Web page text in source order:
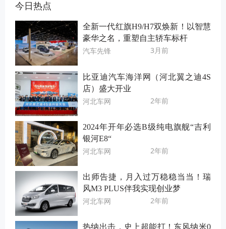
今日热点
全新一代红旗H9/H7双焕新！以智慧
豪华之名，重塑自主轿车标杆
汽车先锋 3月前
比亚迪汽车海洋网（河北翼之迪4S
店）盛大开业
河北车网 2年前
2024年开年必选B级纯电旗舰“吉利
银河E8“
河北车网 2年前
出师告捷，月入过万稳稳当当！瑞
风M3 PLUS伴我实现创业梦
河北车网 2年前
热纳出击，史上超能打！东风纳米0